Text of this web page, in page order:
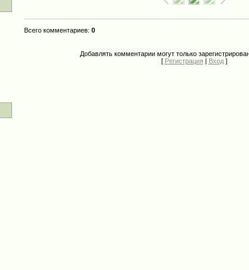
Всего комментариев: 0
Добавлять комментарии могут только
[ Регистрация | Вход]